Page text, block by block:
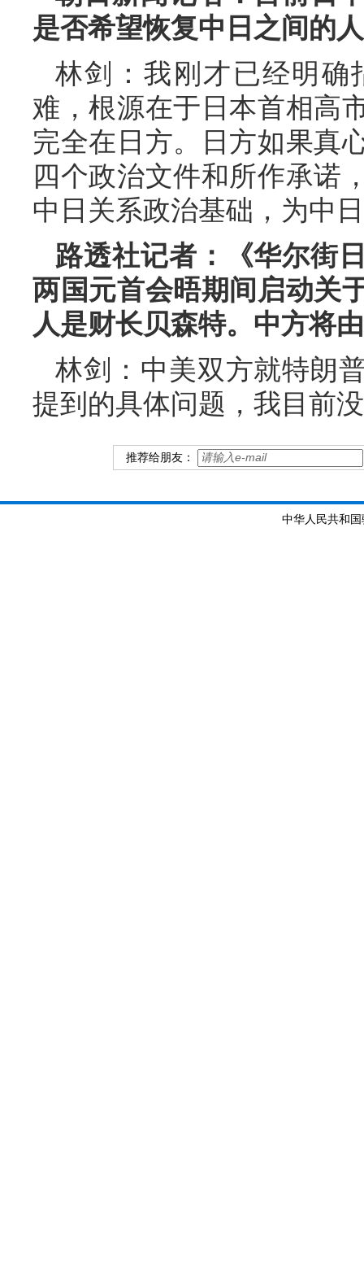
是否希望恢复中日之间的
林剑：我刚才已经明确
难，根源在于日本首相高
完全在日方。日方如果真
四个政治文件和所作承诺
中日关系政治基础，为中
路透社记者：《华尔街
两国元首会晤期间启动关
人是财长贝森特。中方将
林剑：中美双方就特朗
提到的具体问题，我目前
推荐给朋友：
中华人民共和